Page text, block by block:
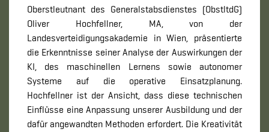
Oberstleutnant des Generalstabsdienstes (ObstltdG)
Oliver Hochfellner, MA, von der
Landesverteidigungsakademie in Wien, präsentierte
die Erkenntnisse seiner Analyse der Auswirkungen der
KI, des maschinellen Lernens sowie autonomer
Systeme auf die operative Einsatzplanung.
Hochfellner ist der Ansicht, dass diese technischen
Einflüsse eine Anpassung unserer Ausbildung und der
dafür angewandten Methoden erfordert. Die Kreativität